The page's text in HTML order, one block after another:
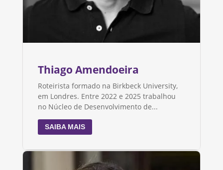
Thiago Amendoeira
Roteirista formado na Birkbeck University,
em Londres. Entre 2022 e 2025 trabalhou
no Núcleo de Desenvolvimento de...
SAIBA MAIS